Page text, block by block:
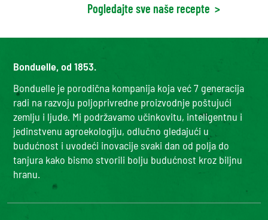
Pogledajte sve naše recepte >
Bonduelle, od 1853.
Bonduelle je porodična kompanija koja već 7 generacija
radi na razvoju poljoprivredne proizvodnje poštujući
zemlju i ljude. Mi podržavamo učinkovitu, inteligentnu i
jedinstvenu agroekologiju, odlučno gledajući u
budućnost i uvodeći inovacije svaki dan od polja do
tanjura kako bismo stvorili bolju budućnost kroz biljnu
hranu.